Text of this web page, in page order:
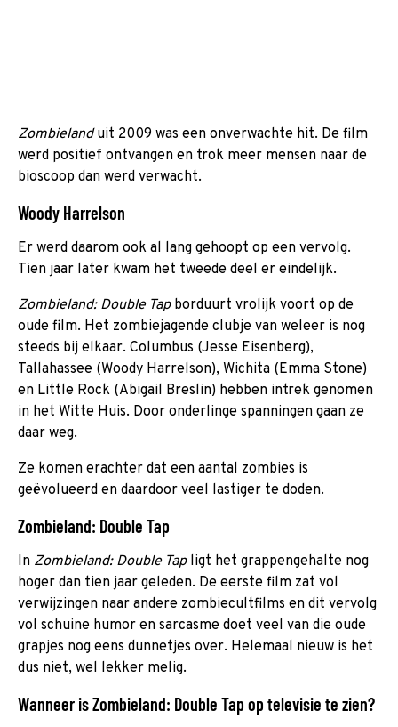
Zombielanduit 2009 was een onverwachte hit. De film
werd positief ontvangen en trok meer mensen naar de
bioscoop dan werd verwacht.
Woody Harrelson
Er werd daarom ook al lang gehoopt op een vervolg.
Tien jaar later kwam het tweede deel er eindelijk.
Zombieland: Double Tapborduurt vrolijk voort op de
oude film. Het zombiejagende clubje van weleer is nog
steeds bij elkaar. Columbus (Jesse Eisenberg),
Tallahassee (Woody Harrelson), Wichita (Emma Stone)
en Little Rock (Abigail Breslin) hebben intrek genomen
in het Witte Huis. Door onderlinge spanningen gaan ze
daar weg.
Ze komen erachter dat een aantal zombies is
geëvolueerd en daardoor veel lastiger te doden.
Zombieland: Double Tap
In Zombieland: Double Tapligt het grappengehalte nog
hoger dan tien jaar geleden. De eerste film zat vol
verwijzingen naar andere zombiecultfilms en dit vervolg
vol schuine humor en sarcasme doet veel van die oude
grapjes nog eens dunnetjes over. Helemaal nieuw is het
dus niet, wel lekker melig.
Wanneer is Zombieland: Double Tap op televisie te zien?